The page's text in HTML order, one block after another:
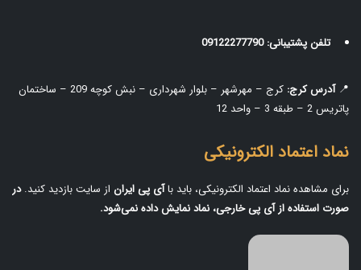
تلفن پشتیبانی: 09122277790
📍آدرس کرج:
کرج – مهرشهر – بلوار شهرداری – نبش کوچه 209 – ساختمان
پاتریس 2 – طبقه 3 – واحد 12
نماد اعتماد الکترونیکی
برای مشاهده نماد اعتماد الکترونیکی، باید باآی‌ پی ایران از سایت بازدید کنید.در
صورت استفاده از آی‌ پی خارجی، نماد نمایش داده نمی‌شود.